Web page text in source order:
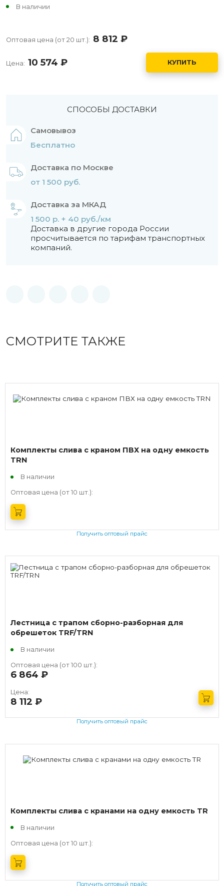
В наличии
Оптовая цена (от 20 шт.): 8 812
Цена: 10 574 КУПИТЬ
СПОСОБЫ ДОСТАВКИ
Самовывоз
Бесплатно
Доставка по Москве
от 1 500 руб.
Доставка за МКАД
1 500 р. + 40 руб./км
Доставка в другие города России
просчитывается по тарифам транспортных
компаний.
СМОТРИТЕ ТАКЖЕ
Комплекты слива с краном ПВХ на одну емкость
TRN
В наличии
Оптовая цена (от 10 шт.):
Получить оптовый прайс
Лестница с трапом сборно-разборная для
обрешеток TRF/TRN
В наличии
Оптовая цена (от 100 шт.):
6 864
Цена:
8 112
Получить оптовый прайс
Комплекты слива с кранами на одну емкость TR
В наличии
Оптовая цена (от 10 шт.):
Получить оптовый прайс